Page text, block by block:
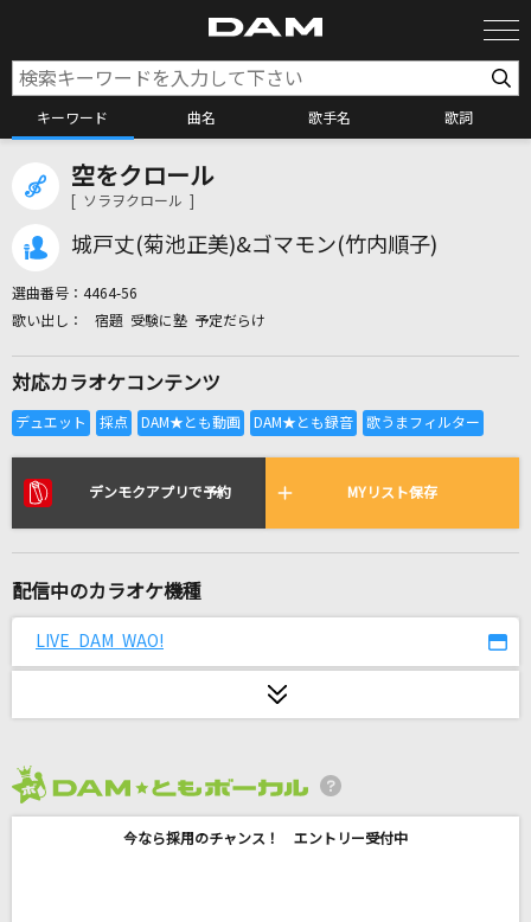
キーワード 曲名 歌手名 歌詞
カラオケ検索
カラオケ店舗検索
全国りれき
リアルタイムで歌われている曲の一覧
夢をあきらめないで
道
松任谷由実(荒井由実)
空をクロール
[ ソラヲクロール ]
城戸丈(菊池正美)&ゴマモン(竹内順子)
選曲番号： 4464-56
宿題 受験に塾 予定だらけ
対応カラオケコンテンツ
デンモクアプリで予約 MYリスト保存
配信中のカラオケ機種
LIVE DAM WAO!
今なら採用のチャンス！ エントリー受付中